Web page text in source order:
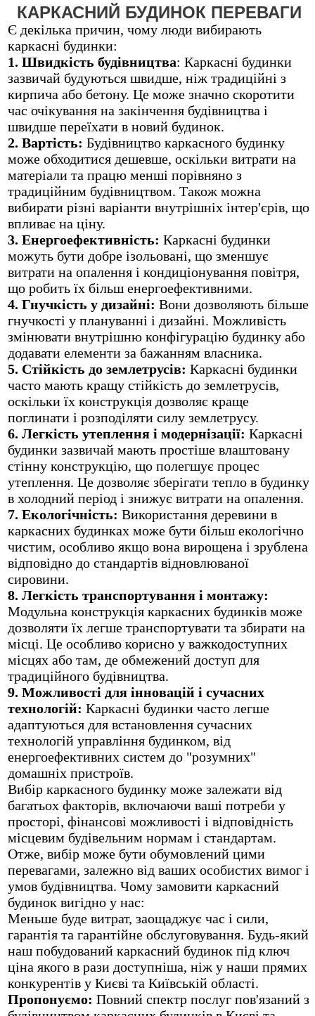
КАРКАСНИЙ БУДИНОК ПЕРЕВАГИ
Є декілька причин, чому люди вибирають
каркасні будинки:
1. Швидкість будівництва: Каркасні будинки
зазвичай будуються швидше, ніж традиційні з
кирпича або бетону. Це може значно скоротити
час очікування на закінчення будівництва і
швидше переїхати в новий будинок.
2. Вартість: Будівництво каркасного будинку
може обходитися дешевше, оскільки витрати на
матеріали та працю менші порівняно з
традиційним будівництвом. Також можна
вибирати різні варіанти внутрішніх інтер'єрів, що
впливає на ціну.
3. Енергоефективність: Каркасні будинки
можуть бути добре ізольовані, що зменшує
витрати на опалення і кондиціонування повітря,
що робить їх більш енергоефективними.
4. Гнучкість у дизайні: Вони дозволяють більше
гнучкості у плануванні і дизайні. Можливість
змінювати внутрішню конфігурацію будинку або
додавати елементи за бажанням власника.
5. Стійкість до землетрусів: Каркасні будинки
часто мають кращу стійкість до землетрусів,
оскільки їх конструкція дозволяє краще
поглинати і розподіляти силу землетрусу.
6. Легкість утеплення і модернізації:Каркасні
будинки зазвичай мають простіше влаштовану
стінну конструкцію, що полегшує процес
утеплення. Це дозволяє зберігати тепло в будинку
в холодний період і знижує витрати на опалення.
7. Екологічність: Використання деревини в
каркасних будинках може бути більш екологічно
чистим, особливо якщо вона вирощена і зрублена
відповідно до стандартів відновлюваної
сировини.
8. Легкість транспортування і монтажу:
Модульна конструкція каркасних будинків може
дозволяти їх легше транспортувати та збирати на
місці. Це особливо корисно у важкодоступних
місцях або там, де обмежений доступ для
традиційного будівництва.
9. Можливості для інновацій і сучасних
технологій: Каркасні будинки часто легше
адаптуються для встановлення сучасних
технологій управління будинком, від
енергоефективних систем до "розумних"
домашніх пристроїв.
Вибір каркасного будинку може залежати від
багатьох факторів, включаючи ваші потреби у
просторі, фінансові можливості і відповідність
місцевим будівельним нормам і стандартам.
Отже, вибір може бути обумовлений цими
перевагами, залежно від ваших особистих вимог і
умов будівництва. Чому замовити каркасний
будинок вигідно у нас:
Меньше буде витрат, заощаджує час і сили,
гарантія та гарантійне обслуговування. Будь-який
наш побудований каркасний будинок під ключ
ціна якого в рази доступніша, ніж у наши прямих
конкурентів у Києві та Київській області.
Пропонуємо: Повний спектр послуг пов'язаний з